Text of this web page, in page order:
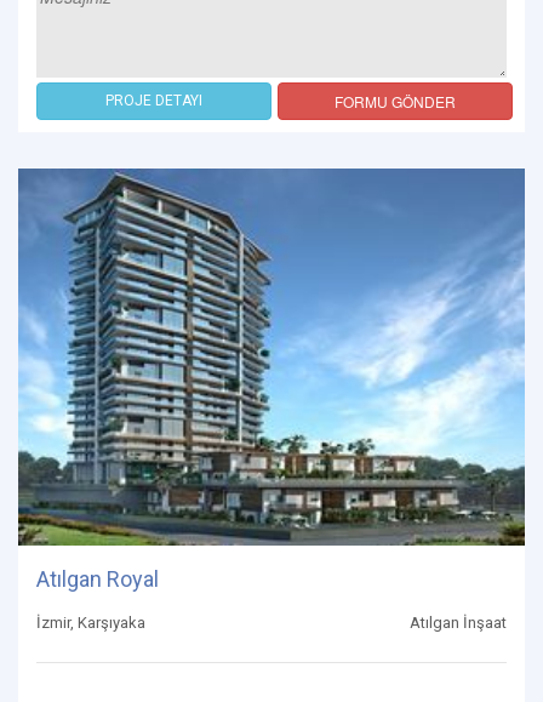
PROJE DETAYI FORMU GÖNDER
Atılgan Royal
İzmir, Karşıyaka Atılgan İnşaat